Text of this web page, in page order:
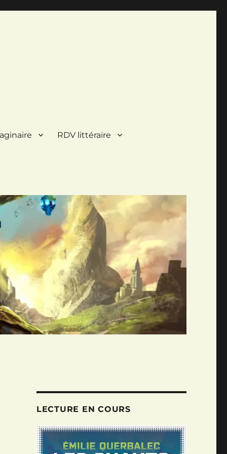
RDV littéraire
LECTURE EN COURS